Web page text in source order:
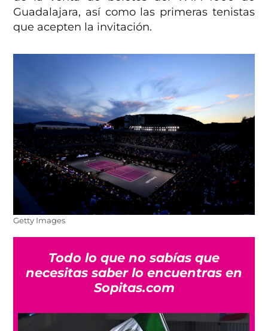
Guadalajara, así como las primeras tenistas
que acepten la invitación.
Getty Images
Todo lo que no sabías que
necesitas saber lo encuentras en
Sopitas.com